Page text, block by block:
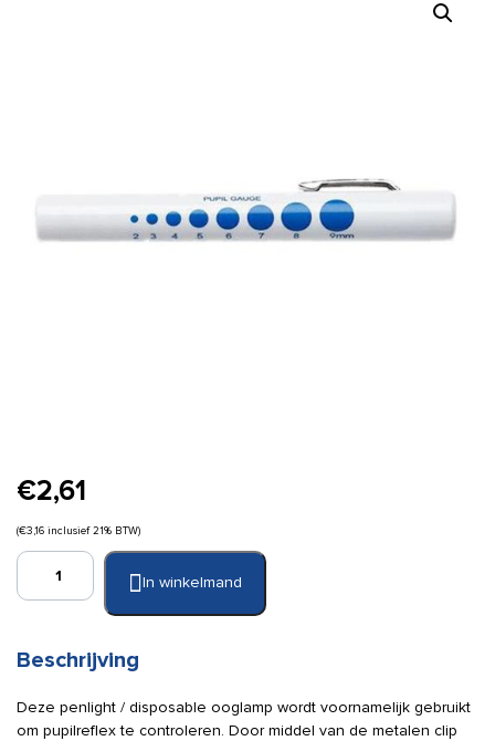
€2,61
(€3,16 inclusief 21% BTW)
Penlight
aantal
In winkelmand
Beschrijving
Deze penlight / disposable ooglamp wordt voornamelijk gebruikt
om pupilreflex te controleren. Door middel van de metalen clip